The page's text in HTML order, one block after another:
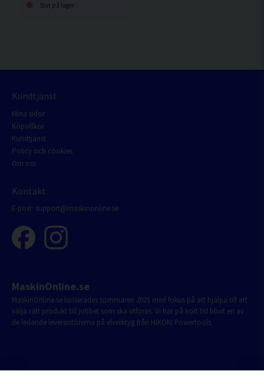
Slut på lager
Kundtjänst
Mina sidor
Köpvillkor
Kundtjänst
Policy och cookies
Om oss
Kontakt
E-post: support@maskinonline.se
MaskinOnline.se
MaskinOnline.se lanserades sommaren 2021 med fokus på att hjälpa till att
välja rätt produkt till jobbet som ska utföras. Vi har på kort tid blivit en av
de ledande leverantörerna på elverktyg från HiKOKI Powertools.